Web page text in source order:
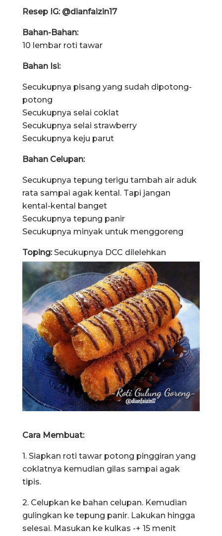
Resep IG: @dianfaizin17
Bahan-Bahan:
10 lembar roti tawar
Bahan Isi:
Secukupnya pisang yang sudah dipotong-
potong
Secukupnya selai coklat
Secukupnya selai strawberry
Secukupnya keju parut
Bahan Celupan:
Secukupnya tepung terigu tambah air aduk
rata sampai agak kental. Tapi jangan
kental-kental banget
Secukupnya tepung panir
Secukupnya minyak untuk menggoreng
Toping:Secukupnya DCC dilelehkan
Cara Membuat:
1. Siapkan roti tawar potong pinggiran yang
coklatnya kemudian gilas sampai agak
tipis.
2. Celupkan ke bahan celupan. Kemudian
gulingkan ke tepung panir. Lakukan hingga
selesai. Masukan ke kulkas -+ 15 menit